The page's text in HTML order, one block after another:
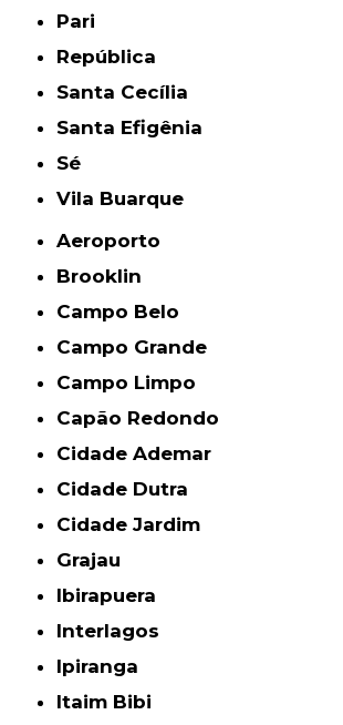
Pari
República
Santa Cecília
Santa Efigênia
Sé
Vila Buarque
Aeroporto
Brooklin
Campo Belo
Campo Grande
Campo Limpo
Capão Redondo
Cidade Ademar
Cidade Dutra
Cidade Jardim
Grajau
Ibirapuera
Interlagos
Ipiranga
Itaim Bibi